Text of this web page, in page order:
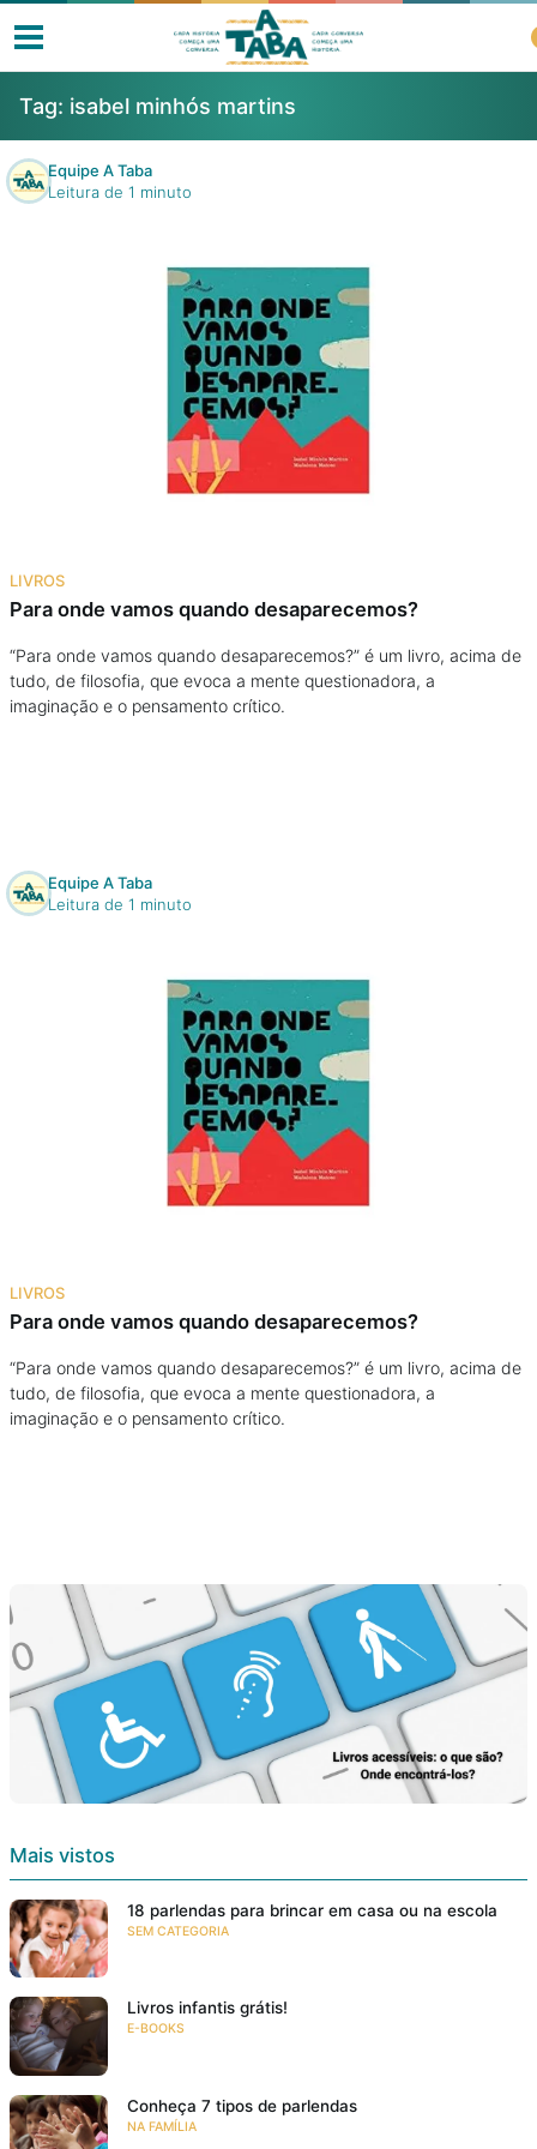
Livros
Clube de Leitores
Na família
Colunas
Cursos On line
Tag: isabel minhós martins
Equipe A Taba
Leitura de 1 minuto
LIVROS
Para onde vamos quando desaparecemos?
“Para onde vamos quando desaparecemos?” é um livro, acima de
tudo, de filosofia, que evoca a mente questionadora, a
imaginação e o pensamento crítico.
Equipe A Taba
Leitura de 1 minuto
LIVROS
Para onde vamos quando desaparecemos?
“Para onde vamos quando desaparecemos?” é um livro, acima de
tudo, de filosofia, que evoca a mente questionadora, a
imaginação e o pensamento crítico.
Mais vistos
18 parlendas para brincar em casa ou na escola
SEM CATEGORIA
Livros infantis grátis!
E-BOOKS
Conheça 7 tipos de parlendas
NA FAMÍLIA